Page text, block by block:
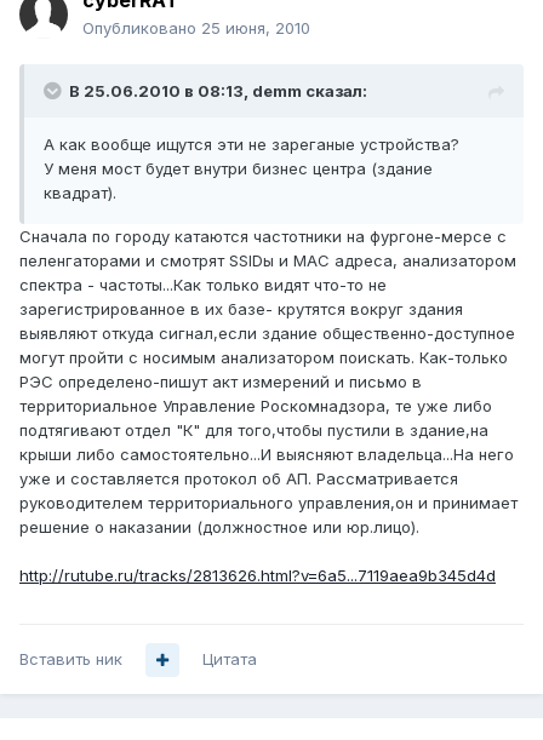
Опубликовано 25 июня, 2010
В 25.06.2010 в 08:13, demm сказал:
А как вообще ищутся эти не зареганые устройства?
У меня мост будет внутри бизнес центра (здание
квадрат).
Сначала по городу катаются частотники на фургоне-мерсе с
пеленгаторами и смотрят SSIDы и MAC адреса, анализатором
спектра - частоты...Как только видят что-то не
зарегистрированное в их базе- крутятся вокруг здания
выявляют откуда сигнал,если здание общественно-доступное
могут пройти с носимым анализатором поискать. Как-только
РЭС определено-пишут акт измерений и письмо в
территориальное Управление Роскомнадзора, те уже либо
подтягивают отдел "К" для того,чтобы пустили в здание,на
крыши либо самостоятельно...И выясняют владельца...На него
уже и составляется протокол об АП. Рассматривается
руководителем территориального управления,он и принимает
решение о наказании (должностное или юр.лицо).
http://rutube.ru/tracks/2813626.html?v=6a5...7119aea9b345d4d
Вставить ник Цитата